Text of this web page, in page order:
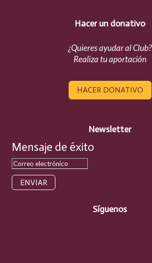
Hacer un donativo
¿Quieres ayudar al Club?
Realiza tu aportación
HACER DONATIVO
Newsletter
Mensaje de éxito
ENVIAR
Síguenos